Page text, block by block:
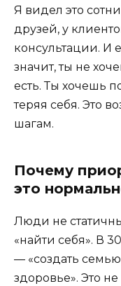
Я видел это
друзей, у
консультации. И
значит, ты не
есть. Ты хочешь
теряя себя. Это
шагам.
Почему
это
Люди не
«найти себя». В
— «создать
здоровье». Это